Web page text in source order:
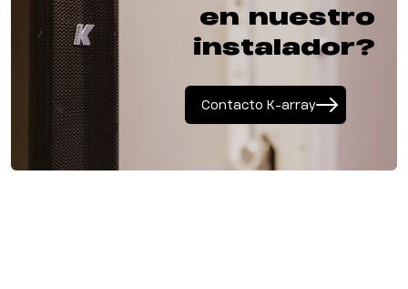
en nuestro
instalador?
Contacto K-array